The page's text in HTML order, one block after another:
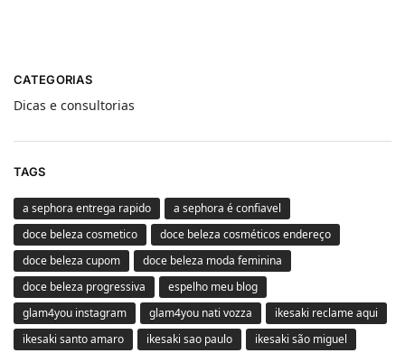
CATEGORIAS
Dicas e consultorias
TAGS
a sephora entrega rapido
a sephora é confiavel
doce beleza cosmetico
doce beleza cosméticos endereço
doce beleza cupom
doce beleza moda feminina
doce beleza progressiva
espelho meu blog
glam4you instagram
glam4you nati vozza
ikesaki reclame aqui
ikesaki santo amaro
ikesaki sao paulo
ikesaki são miguel